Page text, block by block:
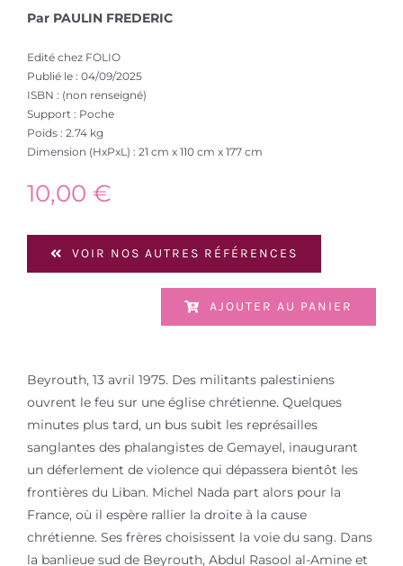
Par PAULIN FREDERIC
Edité chez FOLIO
Publié le : 04/09/2025
ISBN : (non renseigné)
Support : Poche
Poids : 2.74 kg
Dimension (HxPxL) : 21 cm x 110 cm x 177 cm
10,00 €
VOIR NOS AUTRES RÉFÉRENCES
AJOUTER AU PANIER
Beyrouth, 13 avril 1975. Des militants palestiniens
ouvrent le feu sur une église chrétienne. Quelques
minutes plus tard, un bus subit les représailles
sanglantes des phalangistes de Gemayel, inaugurant
un déferlement de violence qui dépassera bientôt les
frontières du Liban. Michel Nada part alors pour la
France, où il espère rallier la droite à la cause
chrétienne. Ses frères choisissent la voie du sang. Dans
la banlieue sud de Beyrouth, Abdul Rasool al-Amine et